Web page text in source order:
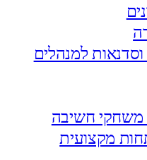
וסדנאות למנהלים
משחקי חשיבה
מקצועית